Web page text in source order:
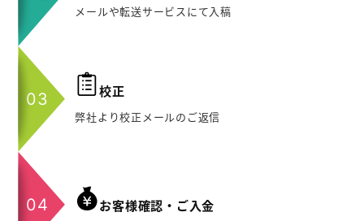
メールや転送サービスにて入稿
校正
弊社より校正メールのご返信
お客様確認・ご入金